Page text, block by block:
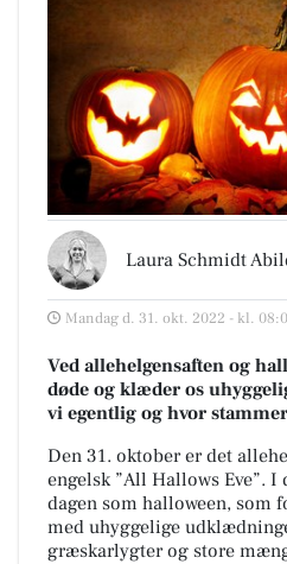
Laura Schmidt
Mandag d. 31. okt. 2022 - kl.
Ved allehelgensaften og
døde og klæder os
vi egentlig og hvor
Den 31. oktober er det
engelsk ”All Hallows Eve”. I
dagen som halloween, som
med uhyggelige
græskarlygter og store